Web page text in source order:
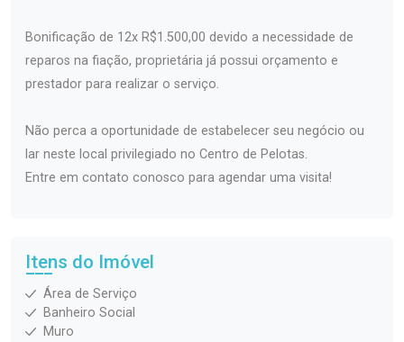
Bonificação de 12x R$1.500,00 devido a necessidade de
reparos na fiação, proprietária já possui orçamento e
prestador para realizar o serviço.
Não perca a oportunidade de estabelecer seu negócio ou
lar neste local privilegiado no Centro de Pelotas.
Entre em contato conosco para agendar uma visita!
Itens do Imóvel
Área de Serviço
Banheiro Social
Muro